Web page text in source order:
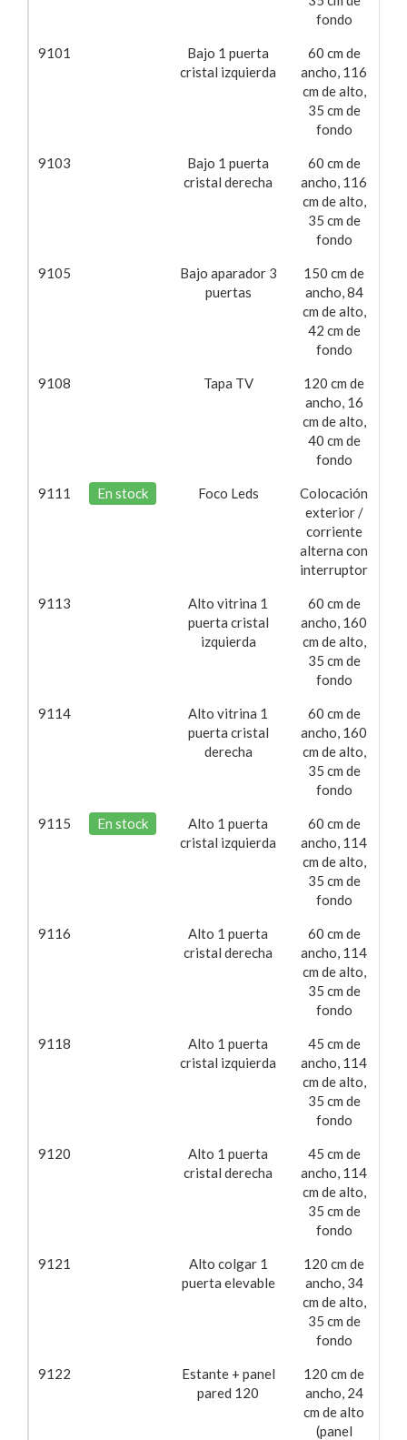
fondo
9101
Bajo 1 puerta
cristal izquierda
60 cm de
ancho, 116
cm de alto,
35 cm de
fondo
9103
Bajo 1 puerta
cristal derecha
60 cm de
ancho, 116
cm de alto,
35 cm de
fondo
9105
Bajo aparador 3
puertas
150 cm de
ancho, 84
cm de alto,
42 cm de
fondo
9108 Tapa TV
120 cm de
ancho, 16
cm de alto,
40 cm de
fondo
9111 En stock Foco Leds
Colocación
exterior /
corriente
alterna con
interruptor
9113
Alto vitrina 1
puerta cristal
izquierda
60 cm de
ancho, 160
cm de alto,
35 cm de
fondo
9114
Alto vitrina 1
puerta cristal
derecha
60 cm de
ancho, 160
cm de alto,
35 cm de
fondo
9115 En stock
Alto 1 puerta
cristal izquierda
60 cm de
ancho, 114
cm de alto,
35 cm de
fondo
9116
Alto 1 puerta
cristal derecha
60 cm de
ancho, 114
cm de alto,
35 cm de
fondo
9118
Alto 1 puerta
cristal izquierda
45 cm de
ancho, 114
cm de alto,
35 cm de
fondo
9120
Alto 1 puerta
cristal derecha
45 cm de
ancho, 114
cm de alto,
35 cm de
fondo
9121
Alto colgar 1
puerta elevable
120 cm de
ancho, 34
cm de alto,
35 cm de
fondo
9122
Estante + panel
pared 120
120 cm de
ancho, 24
cm de alto
(panel